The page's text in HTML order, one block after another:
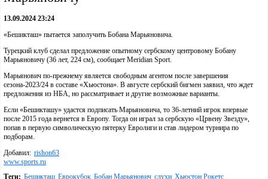
13.09.2024 23:24
«Бешикташ» пытается заполучить Бобана Марьяновича.
Турецкий клуб сделал предложение опытному сербскому центровому Бобану
Марьяновичу (36 лет, 224 см), сообщает Meridian Sport.
Марьянович по-прежнему является свободным агентом после завершения
сезона-2023/24 в составе «Хьюстона». В августе сербский бигмен заявил, что ждет
предложения из НБА, но рассматривает и другие возможные варианты.
Если «Бешикташу» удастся подписать Марьяновича, то 36-летний игрок впервые
после 2015 года вернется в Европу. Тогда он играл за сербскую «Црвену Звезду»,
попав в первую символическую пятерку Евролиги и став лидером турнира по
подборам.
Добавил: rishon63
www.sports.ru
Теги: Бешикташ Еврокубок Бобан Марьянович слухи Хьюстон Рокетс